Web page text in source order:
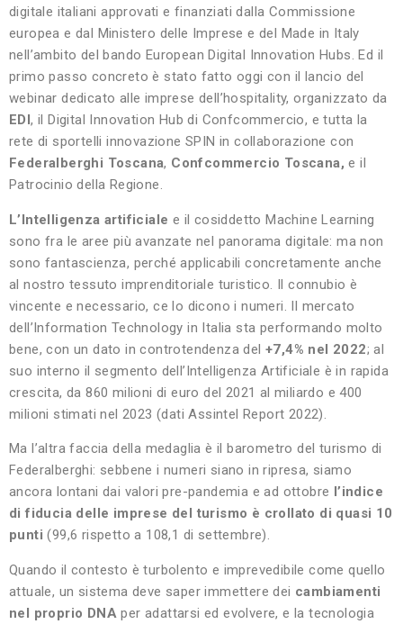
digitale italiani approvati e finanziati dalla Commissione
europea e dal Ministero delle Imprese e del Made in Italy
nell’ambito del bando European Digital Innovation Hubs. Ed il
primo passo concreto è stato fatto oggi con il lancio del
webinar dedicato alle imprese dell’hospitality, organizzato da
EDI, il Digital Innovation Hub di Confcommercio, e tutta la
rete di sportelli innovazione SPIN in collaborazione con
Federalberghi Toscana, Confcommercio Toscana,e il
Patrocinio della Regione.
L’Intelligenza artificiale e il cosiddetto Machine Learning
sono fra le aree più avanzate nel panorama digitale: ma non
sono fantascienza, perché applicabili concretamente anche
al nostro tessuto imprenditoriale turistico. Il connubio è
vincente e necessario, ce lo dicono i numeri. Il mercato
dell’Information Technology in Italia sta performando molto
bene, con un dato in controtendenza del +7,4% nel 2022; al
suo interno il segmento dell’Intelligenza Artificiale è in rapida
crescita, da 860 milioni di euro del 2021 al miliardo e 400
milioni stimati nel 2023 (dati Assintel Report 2022).
Ma l’altra faccia della medaglia è il barometro del turismo di
Federalberghi: sebbene i numeri siano in ripresa, siamo
ancora lontani dai valori pre-pandemia e ad ottobre l’indice
di fiducia delle imprese del turismo è crollato di quasi 10
punti (99,6 rispetto a 108,1 di settembre).
Quando il contesto è turbolento e imprevedibile come quello
attuale, un sistema deve saper immettere dei cambiamenti
nel proprio DNA per adattarsi ed evolvere, e la tecnologia